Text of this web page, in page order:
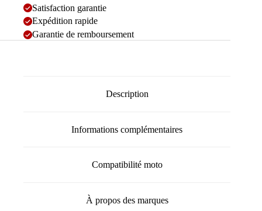
Satisfaction garantie
Expédition rapide
Garantie de remboursement
Description
Informations complémentaires
Compatibilité moto
À propos des marques